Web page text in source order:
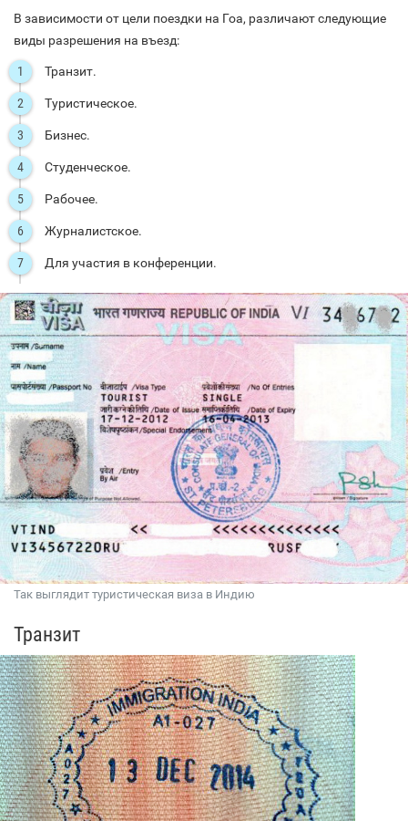
В зависимости от цели поездки на Гоа, различают следующие
виды разрешения на въезд:
Транзит.
Туристическое.
Бизнес.
Студенческое.
Рабочее.
Журналистское.
Для участия в конференции.
Так выглядит туристическая виза в Индию
Транзит